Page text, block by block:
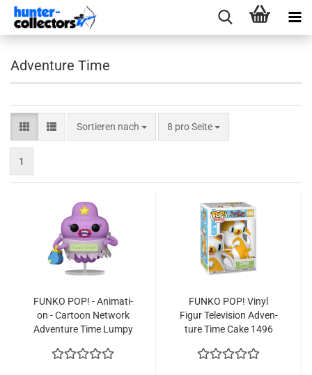
Adventure Time
Sortieren nach
Sortieren nach 8 pro Seite
pro Seite
1
FUNKO POP! - Ani­ma­ti­
on - Car­toon Net­work
Ad­ven­ture Time Lumpy
FUNKO POP! Vinyl
Figur Te­le­vi­si­on Ad­ven­
ture Time Cake 1496